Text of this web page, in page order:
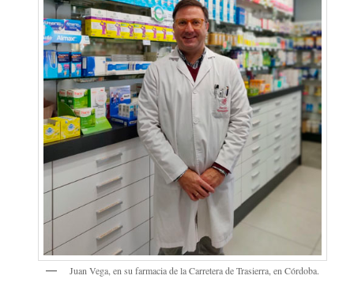
Juan Vega, en su farmacia de la Carretera de Trasierra, en Córdoba.